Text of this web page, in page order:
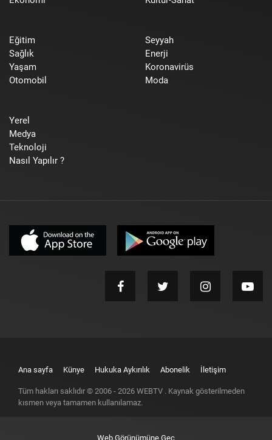
Eğitim
Sağlık
Yaşam
Otomobil
Seyyah
Enerji
Koronavirüs
Moda
Yerel
Medya
Teknoloji
Nasıl Yapılır ?
Ana sayfa Künye Hukuka Aykırılık Abonelik İletişim
Tüm hakları saklıdır © 2006 - 2026 WEBTV . Kaynak gösterilmeden
kısmen veya tamamen kullanılamaz.
Web Görünümüne Geç